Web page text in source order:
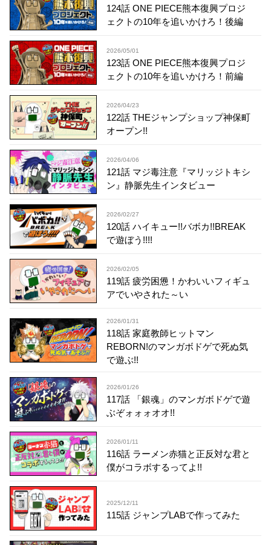
124話 ONE PIECE熊本復興プロジ
ェクトの10年を追いかけろ！後編
2026/05/01
123話 ONE PIECE熊本復興プロジ
ェクトの10年を追いかけろ！前編
2026/04/23
122話 THEジャンプショップ神保町
オープン!!
2026/04/06
121話 マジ毒注意『マリッジトキシ
ン』静脈先生インタビュー
2026/02/27
120話 ハイキュー!!バボカ!!BREAK
で遊ぼう!!!!
2026/02/05
119話 疲労困憊！かわいいフィギュ
アでいやされた～い
2026/01/31
118話 家庭教師ヒットマン
REBORN!のマンガボドゲで死ぬ気
で遊ぶ!!
2026/01/26
117話 「銀魂」のマンガボドゲで遊
ぶぞォォォオオ!!
2026/01/11
116話 ラーメン赤猫と正反対な君と
僕がコラボするってよ!!
2025/12/11
115話 ジャンプLABで作ってみた